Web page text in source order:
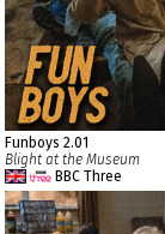
Funboys 2.01
Blight at the Museum
BBC Three